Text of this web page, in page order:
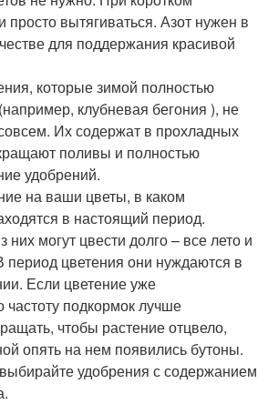
просто вытягиваться. Азот нужен в
для поддержания красивой
которые зимой полностью
клубневая бегония ), не
Их содержат в прохладных
поливы и полностью
удобрений.
на ваши цветы, в каком
в настоящий период.
них могут цвести долго – все лето и
цветения они нуждаются в
Если цветение уже
частоту подкормок лучше
чтобы растение отцвело,
опять на нем появились бутоны.
удобрения с содержанием